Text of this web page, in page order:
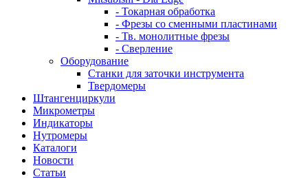
- Токарная обработка
- Фрезы со сменными пластинами
- Тв. монолитные фрезы
- Сверление
Оборудование
Станки для заточки инструмента
Твердомеры
Штангенциркули
Микрометры
Индикаторы
Нутромеры
Каталоги
Новости
Статьи